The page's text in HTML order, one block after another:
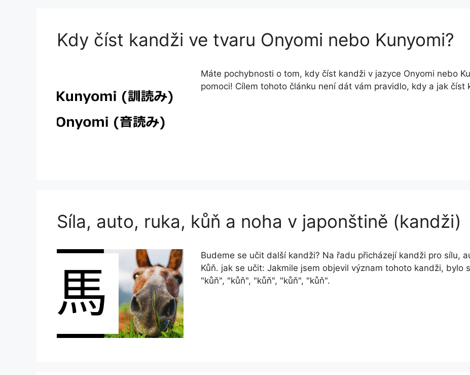
Kdy číst kandži ve tvaru Onyomi nebo Kunyomi?
Máte pochybnosti o tom, kdy číst kandži v jazyce Onyomi nebo
pomoci! Cílem tohoto článku není dát vám pravidlo, kdy a jak číst
Síla, auto, ruka, kůň a noha v japonštině (kandži)
Budeme se učit další kandži? Na řadu přicházejí kandži pro sílu,
Kůň. jak se učit: Jakmile jsem objevil význam tohoto kandži, bylo
"kůň", "kůň", "kůň", "kůň", "kůň".